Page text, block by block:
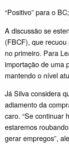
“Positivo” para o
A discussão se
(FBCF), que
no primeiro. Para
importação de uma
mantendo o nível
Já Silva considera
adiamento da
caro. “Se continuar
estaremos
gerar empregos”,